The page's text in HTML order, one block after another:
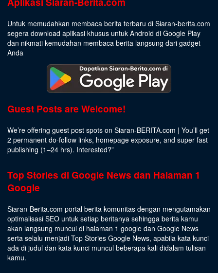
Untuk memudahkan membaca berita terbaru di Siaran-berita.com
segera download aplikasi khusus untuk Android di Google Play
dan nikmati kemudahan membaca berita langsung dari gadget
Anda
Guest Posts are Welcome!
We’re offering guest post spots on Siaran-BERITA.com | You’ll get
2 permanent do-follow links, homepage exposure, and super fast
publishing (1–24 hrs). Interested?”
Top Stories di Google News dan Halaman 1
Google
Siaran-Berita.com portal berita komunitas dengan mengutamakan
optimalisasi SEO untuk setiap beritanya sehingga berita kamu
akan langsung muncul di halaman 1 google dan Google News
serta selalu menjadi Top Stories Google News, apabila kata kunci
ada di judul dan kata kunci muncul beberapa kali didalam tulisan
kamu.